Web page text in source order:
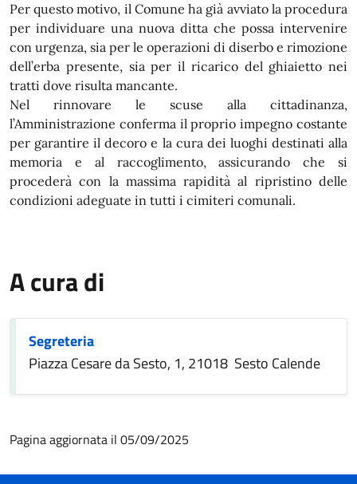
Per questo motivo, il Comune ha già avviato la procedura
per individuare una nuova ditta che possa intervenire
con urgenza, sia per le operazioni di diserbo e rimozione
dell’erba presente, sia per il ricarico del ghiaietto nei
tratti dove risulta mancante.
Nel rinnovare le scuse alla cittadinanza,
l’Amministrazione conferma il proprio impegno costante
per garantire il decoro e la cura dei luoghi destinati alla
memoria e al raccoglimento, assicurando che si
procederà con la massima rapidità al ripristino delle
condizioni adeguate in tutti i cimiteri comunali.
A cura di
Segreteria
Piazza Cesare da Sesto, 1, 21018 Sesto Calende
Pagina aggiornata il 05/09/2025